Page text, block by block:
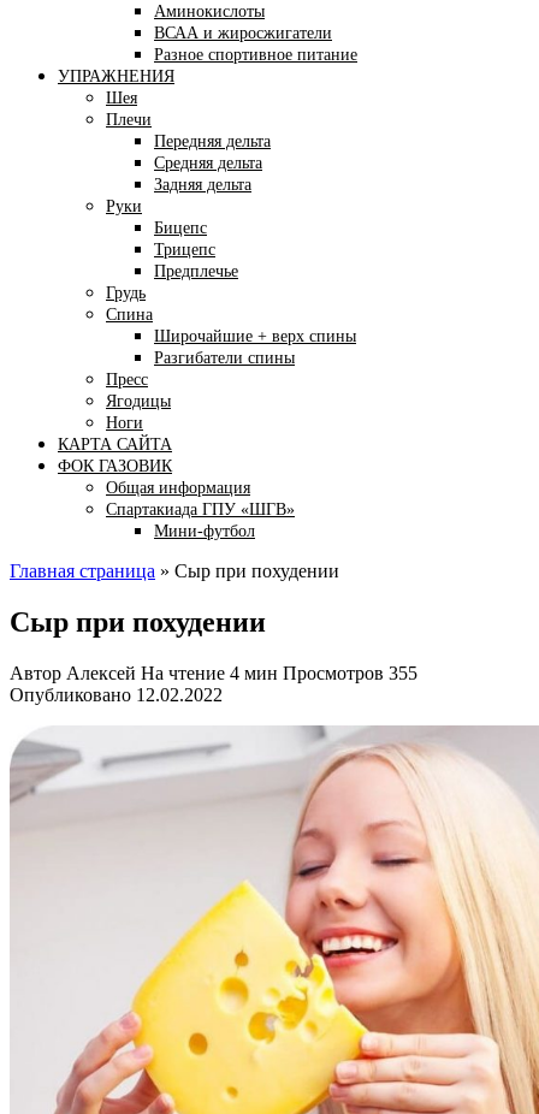
Аминокислоты
ВСАА и жиросжигатели
Разное спортивное питание
УПРАЖНЕНИЯ
Шея
Плечи
Передняя дельта
Средняя дельта
Задняя дельта
Руки
Бицепс
Трицепс
Предплечье
Грудь
Спина
Широчайшие + верх спины
Разгибатели спины
Пресс
Ягодицы
Ноги
КАРТА САЙТА
ФОК ГАЗОВИК
Общая информация
Спартакиада ГПУ «ШГВ»
Мини-футбол
Главная страница » Сыр при похудении
Сыр при похудении
Автор Алексей На чтение 4 мин Просмотров 355
Опубликовано 12.02.2022